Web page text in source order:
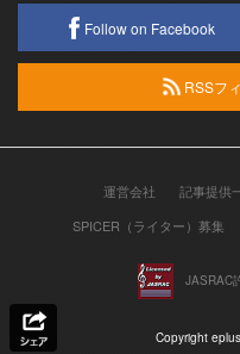
Follow on Facebook
RSSフ
運営会社 記事提供
SPICER（ライター）募集
JASRAC
Copyright